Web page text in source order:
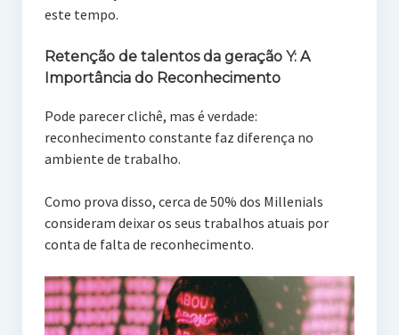
este tempo.
Retenção de talentos da geração Y: A
Importância do Reconhecimento
Pode parecer clichê, mas é verdade:
reconhecimento constante faz diferença no
ambiente de trabalho.
Como prova disso, cerca de 50% dos Millenials
consideram deixar os seus trabalhos atuais por
conta de falta de reconhecimento.